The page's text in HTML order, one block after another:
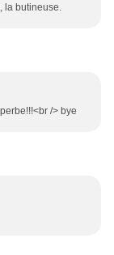
la butineuse.
/> bye